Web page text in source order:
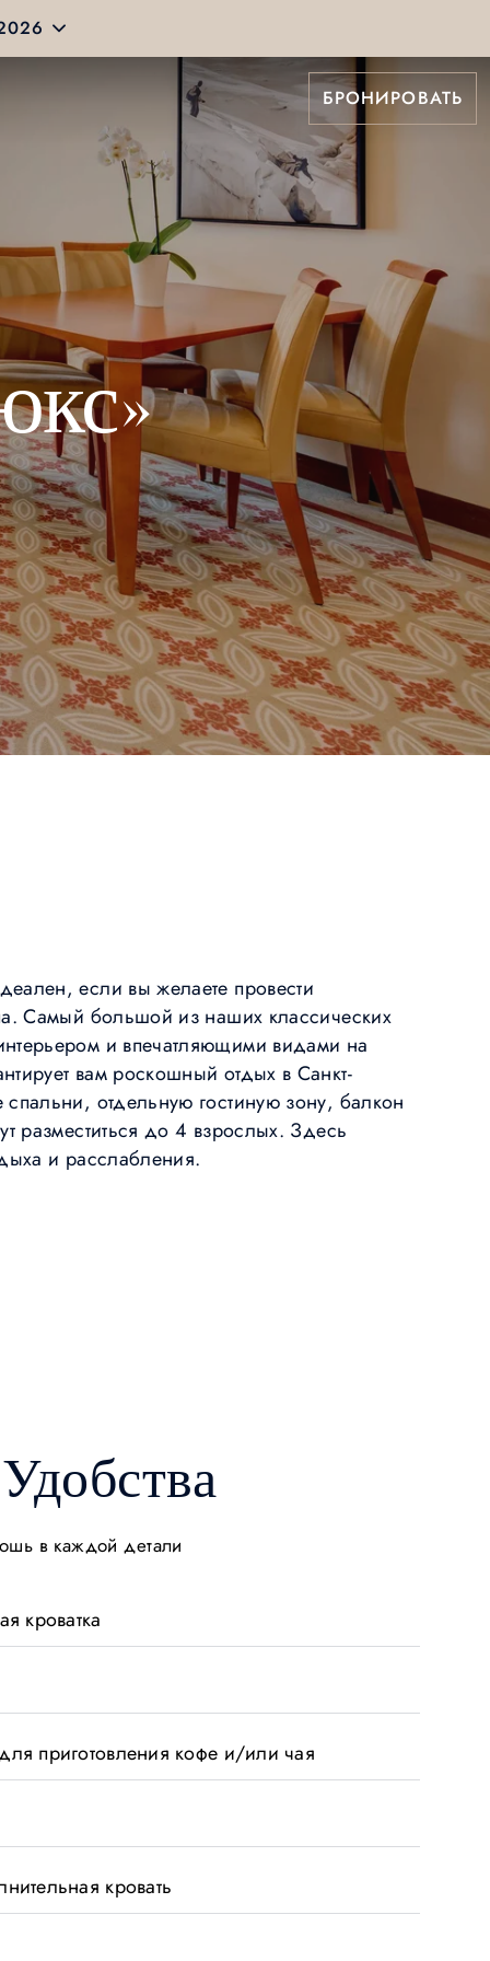
БРОНИРОВАТЬ
если вы желаете провести
Самый большой из наших классических
и впечатляющими видами на
вам роскошный отдых в Санкт-
отдельную гостиную зону, балкон
разместиться до 4 взрослых. Здесь
и расслабления.
Удобства
в каждой детали
кроватка
приготовления кофе и/или чая
кровать